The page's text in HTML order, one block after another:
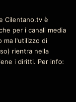
Cilentano.tv è
per i canali media
ma l'utilizzo di
rientra nella
i diritti. Per info: